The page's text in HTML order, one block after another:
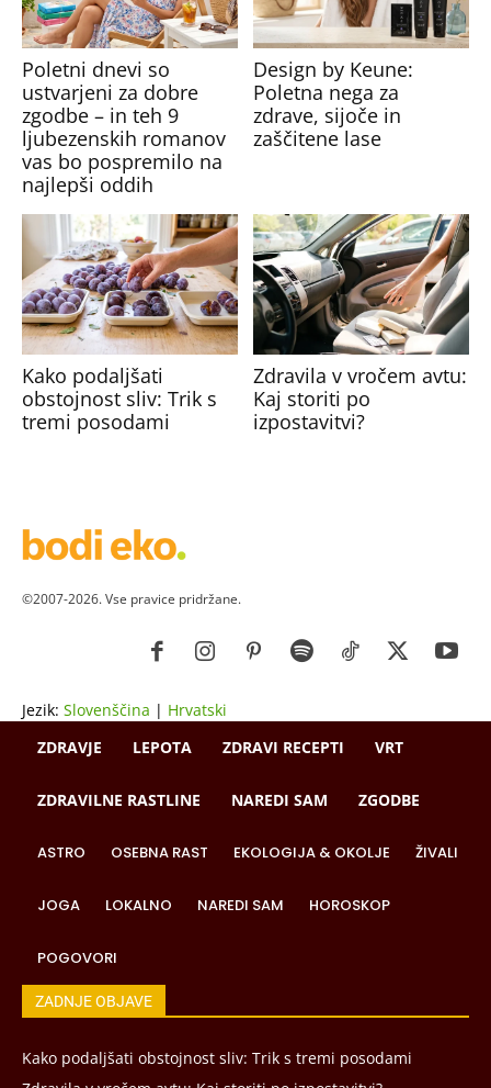
Poletni dnevi so
ustvarjeni za dobre
zgodbe – in teh 9
ljubezenskih romanov
vas bo pospremilo na
najlepši oddih
Design by Keune:
Poletna nega za
zdrave, sijoče in
zaščitene lase
Kako podaljšati
obstojnost sliv: Trik s
tremi posodami
Zdravila v vročem avtu:
Kaj storiti po
izpostavitvi?
©2007-2026. Vse pravice pridržane.
Jezik: Slovenščina | Hrvatski
ZDRAVJE
LEPOTA ZDRAVI RECEPTI VRT
ZDRAVILNE RASTLINE NAREDI SAM ZGODBE
ASTRO OSEBNA RAST EKOLOGIJA & OKOLJE ŽIVALI
JOGA LOKALNO NAREDI SAM HOROSKOP
POGOVORI
ZADNJE OBJAVE
Kako podaljšati obstojnost sliv: Trik s tremi posodami